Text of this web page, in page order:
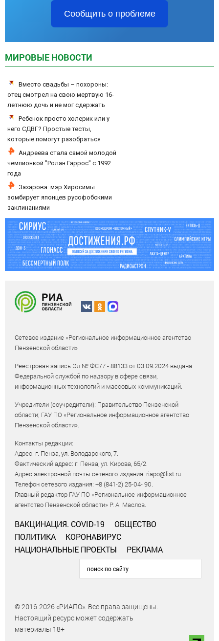
Сообщить о проблеме
МИРОВЫЕ НОВОСТИ
Вместо свадьбы – похороны:
отец смотрел на свою мертвую 16-
летнюю дочь и не мог сдержать
слезыРебенок просто холерик или у
него СДВГ? Простые тесты,
которые помогут разобраться
Андреева стала самой молодой
чемпионкой "Ролан Гаррос" с 1992
года
Захарова: мэр Хиросимы
зомбирует японцев русофобскими
заклинаниями
Сетевое издание «Региональное информационное агентство
Пензенской области»
Реестровая запись Эл № ФС77 - 88133 от 03.09.2024 выдана
Федеральной службой по надзору в сфере связи,
информационных технологий и массовых коммуникаций.
Учредители (соучредители): Правительство Пензенской
области; ГАУ ПО «Региональное информационное агентство
Пензенской области».
Контакты редакции:
Адрес: г. Пенза, ул. Володарского, 7.
Фактический адрес: г. Пенза, ул. Кирова, 65/2.
Адрес электронной почты сетевого издания: riapo@list.ru
Телефон сетевого издания: +8 (841-2) 25-04- 90.
Главный редактор ГАУ ПО «Региональное информационное
агентство Пензенской области» Р. А. Маслов.
ВАКЦИНАЦИЯ. COVID-19
ОБЩЕСТВО
ПОЛИТИКА
КОРОНАВИРУС
НАЦИОНАЛЬНЫЕ ПРОЕКТЫ
РЕКЛАМА
© 2016-2026 «РИАПО». Все права защищены.
Настоящий ресурс может содержать
материалы 18+